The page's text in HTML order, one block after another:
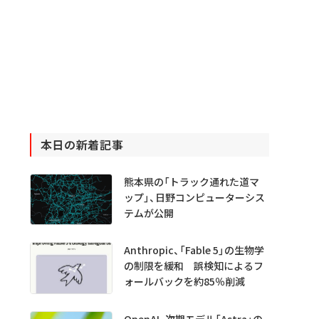
本日の新着記事
熊本県の「トラック通れた道マ
ップ」、日野コンピューターシス
テムが公開
Anthropic、「Fable 5」の生物学
の制限を緩和 誤検知によるフ
ォールバックを約85％削減